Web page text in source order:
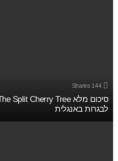
144
Shares
לבגרות באנגלית